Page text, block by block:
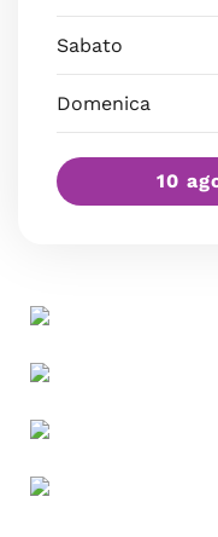
Sabato
Domenica
10